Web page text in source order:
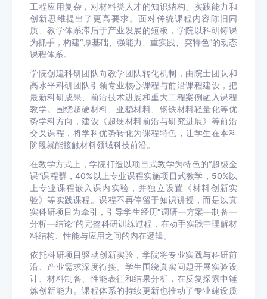
工程应用复杂，对材料类人才的知识结构、实践能力和
创新思维提出了更高要求。面对传统课程内容陈旧同
质、教学体系滞后于产业发展的短板，学院以科研铸课
为抓手，构建“厚基础、强能力、重实践、突特色”的动态
课程体系。
学院创建科研团队向教学团队转化机制，由院士团队和
高水平科研团队引领专业核心课程与前沿课程建设，把
最新科研成果、前沿技术进展和重大工程案例融入课程
教学。围绕超硬材料、亚稳材料、钢铁材料轻量化等优
势学科方向，建设《超硬材料前沿与研究进展》等前沿
交叉课程，将学科优势转化为课程特色，让学生在本科
阶段就能接触材料领域科技前沿。
在教学方式上，学院打造以项目式教学为特色的“超级金
课”课程群，40%以上专业课程实施项目式教学，50%以
上专业课程嵌入课内实验，并独立设置《材料创新实
验》等实践课程。课程不再停留于知识讲授，而是以真
实科研项目为牵引，引导学生经历“调研—方案—制备—
分析—结论”的完整科研训练过程，在动手实践中理解材
料结构、性能与应用之间的内在逻辑。
依托科研项目驱动创新实验，学院将专业实践与科研前
沿、产业需求深度衔接。学生围绕真实问题开展实验设
计、材料制备、性能表征和结果分析，在反复探索中锤
炼创新能力。课程体系的持续更新也推动了专业建设质